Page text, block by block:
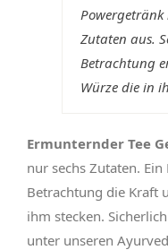
Zutaten aus.
Betrachtung
Würze die in
Ermunternder Tee
nur sechs Zutaten.
Betrachtung die Kraft
ihm stecken.
unter unseren